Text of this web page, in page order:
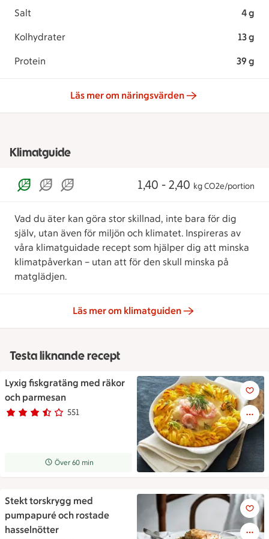
Salt 4 g
Kolhydrater 13 g
Protein 39 g
Läs mer om näringsvärden
Klimatguide
1,40 - 2,40 kg CO2e/portion
Vad du äter kan göra stor skillnad, inte bara för dig
själv, utan även för miljön och klimatet. Inspireras av
våra klimatguidade recept som hjälper dig att minska
klimatpåverkan – utan att för den skull minska på
matglädjen.
Läs mer om klimatguiden
Testa liknande recept
Lyxig fiskgratäng med räkor
och parmesan
Betyg 3.3 av 5. 551
551 personer har röstat
Receptet tar Över 60 min att tillaga
Över 60 min
Lyxig fiskgratäng med räkor
Stekt torskrygg med
pumpapuré och rostade
hasselnötter
Stekt torskrygg med